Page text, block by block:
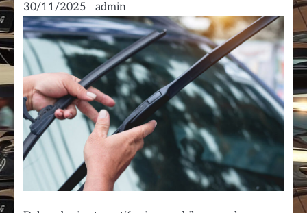
30/11/2025 admin